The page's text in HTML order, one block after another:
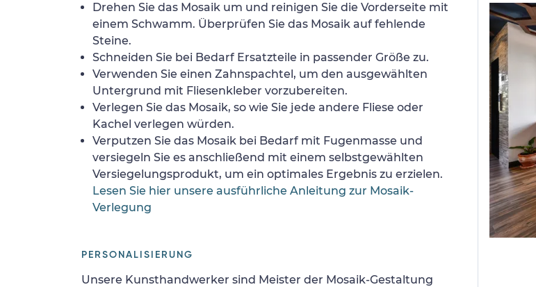
Drehen Sie das Mosaik um und reinigen Sie die Vorderseite mit
einem Schwamm. Überprüfen Sie das Mosaik auf fehlende
Steine.
Schneiden Sie bei Bedarf Ersatzteile in passender Größe zu.
Verwenden Sie einen Zahnspachtel, um den ausgewählten
Untergrund mit Fliesenkleber vorzubereiten.
Verlegen Sie das Mosaik, so wie Sie jede andere Fliese oder
Kachel verlegen würden.
Verputzen Sie das Mosaik bei Bedarf mit Fugenmasse und
versiegeln Sie es anschließend mit einem selbstgewählten
Versiegelungsprodukt, um ein optimales Ergebnis zu erzielen.
Lesen Sie hier unsere ausführliche Anleitung zur Mosaik-
Verlegung
PERSONALISIERUNG
Unsere Kunsthandwerker sind Meister der Mosaik-Gestaltung